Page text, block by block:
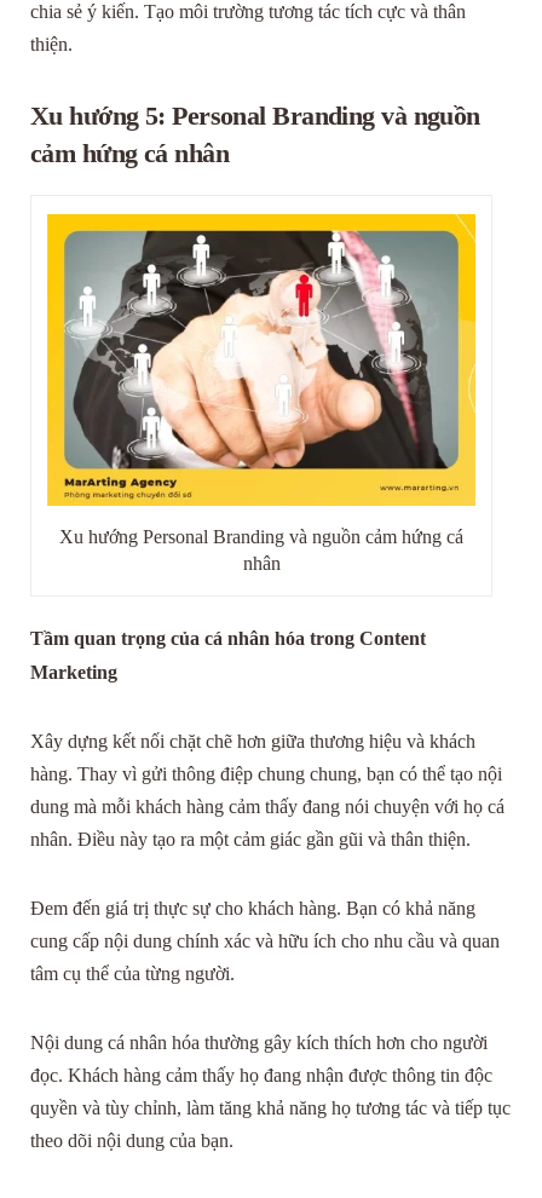
chia sẻ ý kiến. Tạo môi trường tương tác tích cực và thân
thiện.
Xu hướng 5: Personal Branding và nguồn
cảm hứng cá nhân
Xu hướng Personal Branding và nguồn cảm hứng cá
nhân
Tầm quan trọng của cá nhân hóa trong Content
Marketing
Xây dựng kết nối chặt chẽ hơn giữa thương hiệu và khách
hàng. Thay vì gửi thông điệp chung chung, bạn có thể tạo nội
dung mà mỗi khách hàng cảm thấy đang nói chuyện với họ cá
nhân. Điều này tạo ra một cảm giác gần gũi và thân thiện.
Đem đến giá trị thực sự cho khách hàng. Bạn có khả năng
cung cấp nội dung chính xác và hữu ích cho nhu cầu và quan
tâm cụ thể của từng người.
Nội dung cá nhân hóa thường gây kích thích hơn cho người
đọc. Khách hàng cảm thấy họ đang nhận được thông tin độc
quyền và tùy chỉnh, làm tăng khả năng họ tương tác và tiếp tục
theo dõi nội dung của bạn.